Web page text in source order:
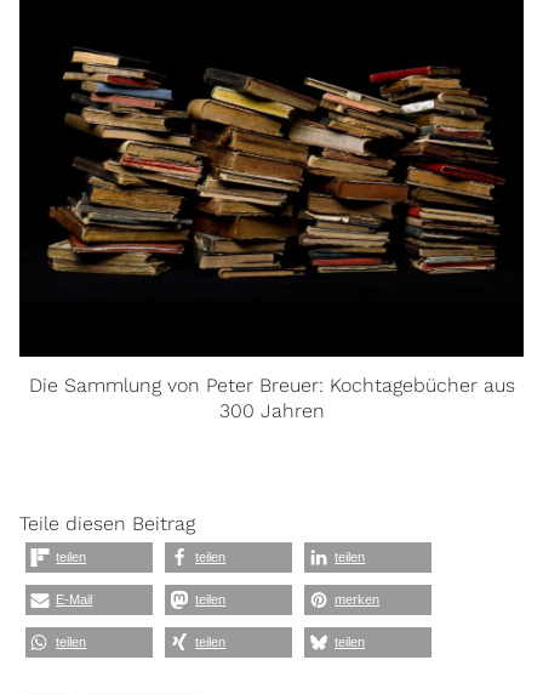
Die Sammlung von Peter Breuer: Kochtagebücher aus
300 Jahren
Teile diesen Beitrag
teilen teilen teilen
E-Mail teilen merken
teilen teilen teilen